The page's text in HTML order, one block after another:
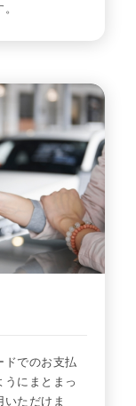
ドでのお支払
うにまとまっ
いただけま